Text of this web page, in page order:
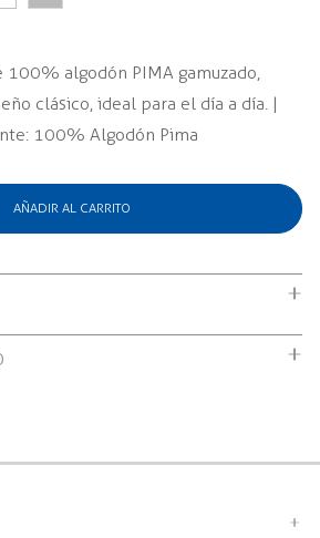
100% algodón PIMA gamuzado,
clásico, ideal para el día a día. |
100% Algodón Pima
AÑADIR AL CARRITO
algodón PIMA gamuzado,
soles